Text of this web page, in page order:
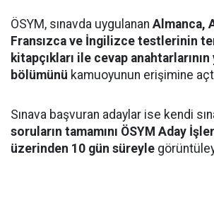
ÖSYM, sınavda uygulanan Almanca,
Fransızca ve İngilizce testlerinin
kitapçıkları ile cevap
bölümünü kamuoyunun erişimine
Sınava başvuran adaylar ise kendi
soruların tamamını ÖSYM Aday
üzerinden 10 gün süreyle